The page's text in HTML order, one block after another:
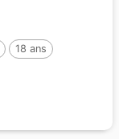
18 ans